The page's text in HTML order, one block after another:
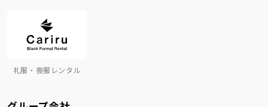
礼服・喪服レンタル